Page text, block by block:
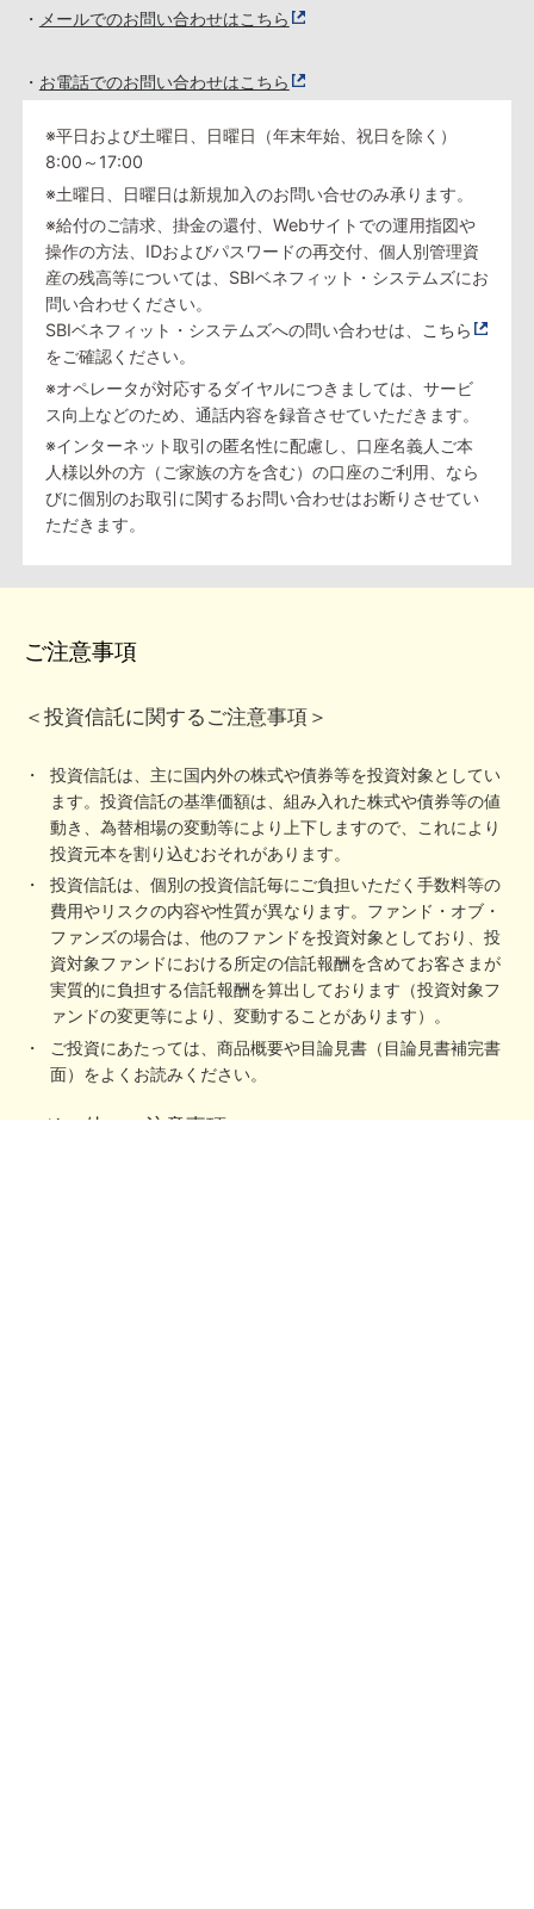
・ メールでのお問い合わせはこちら
・ お電話でのお問い合わせはこちら
※平日および土曜日、日曜日（年末年始、祝日を除く）
8:00～17:00
※土曜日、日曜日は新規加入のお問い合せのみ承ります。
※給付のご請求、掛金の還付、Webサイトでの運用指図や
操作の方法、IDおよびパスワードの再交付、個人別管理資
産の残高等については、SBIベネフィット・システムズにお
問い合わせください。
SBIベネフィット・システムズへの問い合わせは、
こちら
をご確認ください。
※オペレータが対応するダイヤルにつきましては、サービ
ス向上などのため、通話内容を録音させていただきます。
※インターネット取引の匿名性に配慮し、口座名義人ご本
人様以外の方（ご家族の方を含む）の口座のご利用、なら
びに個別のお取引に関するお問い合わせはお断りさせてい
ただきます。
ご注意事項
＜投資信託に関するご注意事項＞
投資信託は、主に国内外の株式や債券等を投資対象としてい
ます。投資信託の基準価額は、組み入れた株式や債券等の値
動き、為替相場の変動等により上下しますので、これにより
投資元本を割り込むおそれがあります。
投資信託は、個別の投資信託毎にご負担いただく手数料等の
費用やリスクの内容や性質が異なります。ファンド・オブ・
ファンズの場合は、他のファンドを投資対象としており、投
資対象ファンドにおける所定の信託報酬を含めてお客さまが
実質的に負担する信託報酬を算出しております（投資対象フ
ァンドの変更等により、変動することがあります）。
ご投資にあたっては、商品概要や目論見書（目論見書補完書
面）をよくお読みください。
＜その他のご注意事項＞